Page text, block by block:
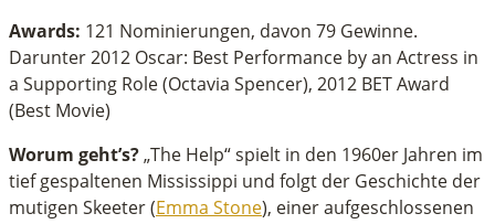
Awards: 121 Nominierungen, davon 79 Gewinne.
Darunter 2012 Oscar: Best Performance by an Actress in
a Supporting Role (Octavia Spencer), 2012 BET Award
(Best Movie)
Worum geht’s?„The Help“ spielt in den 1960er Jahren im
tief gespaltenen Mississippi und folgt der Geschichte der
mutigen Skeeter (Emma Stone), einer aufgeschlossenen